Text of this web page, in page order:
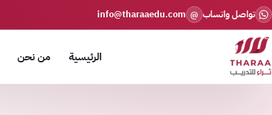
تواصل واتساب @
info@tharaaedu.com
الرئيسية من نحن